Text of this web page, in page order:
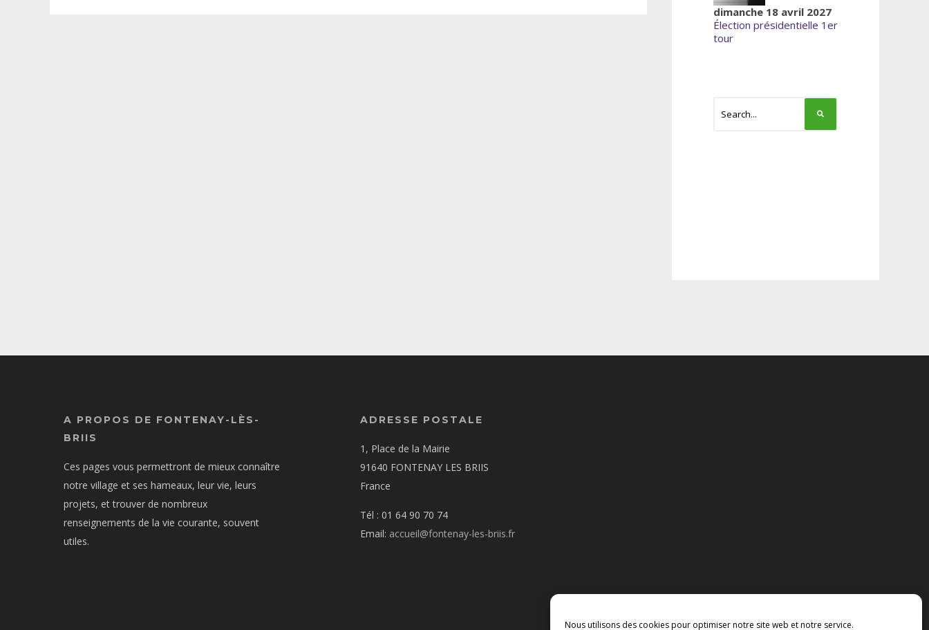
Nous utilisons des cookies pour optimiser notre site web et notre service.
dimanche 18 avril 2027
Élection présidentielle 1er
tour
A PROPOS DE FONTENAY-LÈS-
BRIIS
Ces pages vous permettront de mieux connaître
notre village et ses hameaux, leur vie, leurs
projets, et trouver de nombreux
renseignements de la vie courante, souvent
utiles.
ADRESSE POSTALE
1, Place de la Mairie
91640 FONTENAY LES BRIIS
France
Tél : 01 64 90 70 74
Email: accueil@fontenay-les-briis.fr